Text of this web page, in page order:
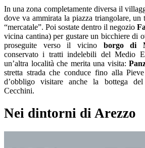
In una zona completamente diversa il
dove va ammirata la piazza triangolare, un
“mercatale”. Poi sostate dentro il negozio
vicina cantina) per gustare un bicchiere di
proseguite verso il vicino borgo di
conservato i tratti indelebili del Medio
un’altra località che merita una visita:
stretta strada che conduce fino alla
d’obbligo visitare anche la bottega del
Cecchini.
Nei dintorni di Arezzo